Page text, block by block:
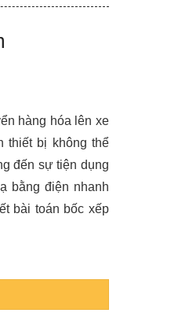
hàng hóa lên xe
thiết bị không thể
đến sự tiện dụng
bằng điện nhanh
bài toán bốc xếp